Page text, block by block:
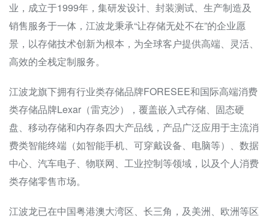
业，成立于1999年，集研发设计、封装测试、生产制造及
销售服务于一体，江波龙秉承“让存储无处不在”的企业愿
景，以存储技术创新为根本，为全球客户提供高端、灵活、
高效的全栈定制服务。
江波龙旗下拥有行业类存储品牌FORESEE和国际高端消费
类存储品牌Lexar（雷克沙），覆盖嵌入式存储、固态硬
盘、移动存储和内存条四大产品线，产品广泛应用于主流消
费类智能终端（如智能手机、可穿戴设备、电脑等）、数据
中心、汽车电子、物联网、工业控制等领域，以及个人消费
类存储零售市场。
江波龙已在中国粤港澳大湾区、长三角，及美洲、欧洲等区